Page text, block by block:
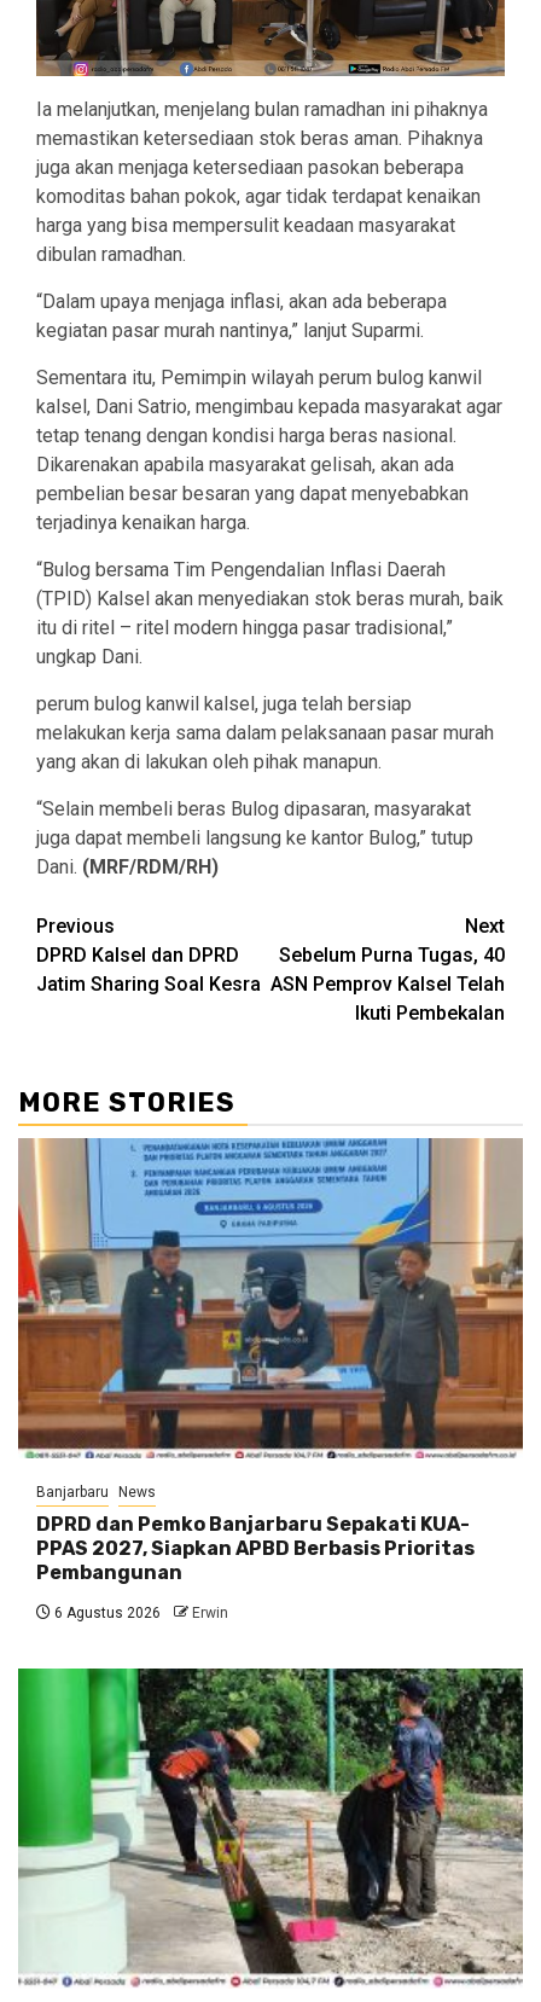
Ia melanjutkan, menjelang bulan ramadhan ini pihaknya
memastikan ketersediaan stok beras aman. Pihaknya
juga akan menjaga ketersediaan pasokan beberapa
komoditas bahan pokok, agar tidak terdapat kenaikan
harga yang bisa mempersulit keadaan masyarakat
dibulan ramadhan.
“Dalam upaya menjaga inflasi, akan ada beberapa
kegiatan pasar murah nantinya,” lanjut Suparmi.
Sementara itu, Pemimpin wilayah perum bulog kanwil
kalsel, Dani Satrio, mengimbau kepada masyarakat agar
tetap tenang dengan kondisi harga beras nasional.
Dikarenakan apabila masyarakat gelisah, akan ada
pembelian besar besaran yang dapat menyebabkan
terjadinya kenaikan harga.
“Bulog bersama Tim Pengendalian Inflasi Daerah
(TPID) Kalsel akan menyediakan stok beras murah, baik
itu di ritel – ritel modern hingga pasar tradisional,”
ungkap Dani.
perum bulog kanwil kalsel, juga telah bersiap
melakukan kerja sama dalam pelaksanaan pasar murah
yang akan di lakukan oleh pihak manapun.
“Selain membeli beras Bulog dipasaran, masyarakat
juga dapat membeli langsung ke kantor Bulog,” tutup
Dani. (MRF/RDM/RH)
Continue
Reading
Previous
DPRD Kalsel dan DPRD
Jatim Sharing Soal Kesra
Next
Sebelum Purna Tugas, 40
ASN Pemprov Kalsel Telah
Ikuti Pembekalan
MORE STORIES
Banjarbaru News
DPRD dan Pemko Banjarbaru Sepakati KUA-
PPAS 2027, Siapkan APBD Berbasis Prioritas
Pembangunan
6 Agustus 2026 Erwin